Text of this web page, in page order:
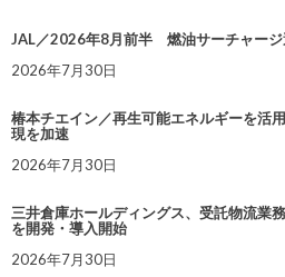
JAL／2026年8月前半 燃油サーチャージ
2026年7月30日
椿本チエイン／再生可能エネルギーを活
現を加速
2026年7月30日
三井倉庫ホールディングス、受託物流業
を開発・導入開始
2026年7月30日